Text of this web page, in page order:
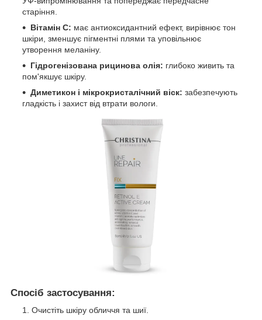
старіння.
Вітамін С: має антиоксидантний ефект, вирівнює тон
шкіри, зменшує пігментні плями та уповільнює
утворення меланіну.
Гідрогенізована рицинова олія: глибоко живить та
пом'якшує шкіру.
Диметикон і мікрокристалічний віск: забезпечують
гладкість і захист від втрати вологи.
Спосіб застосування:
Очистіть шкіру обличчя та шиї.